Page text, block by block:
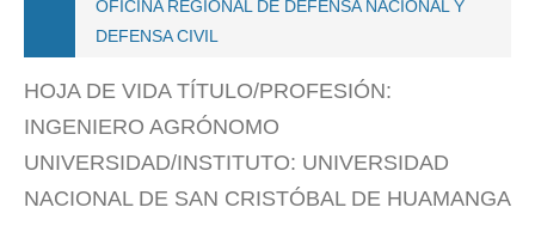
OFICINA REGIONAL DE DEFENSA NACIONAL Y
DEFENSA CIVIL
HOJA DE VIDA TÍTULO/PROFESIÓN:
INGENIERO AGRÓNOMO
UNIVERSIDAD/INSTITUTO: UNIVERSIDAD
NACIONAL DE SAN CRISTÓBAL DE HUAMANGA